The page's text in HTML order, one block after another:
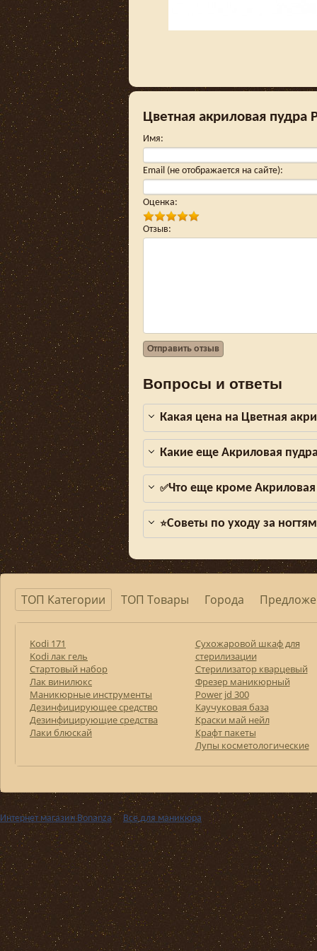
Цветная акриловая пудра
Имя:
Email (не отображается на сайте):
Оценка:
Отзыв:
Отправить отзыв
Вопросы и ответы
Какая цена на Цветная
Какие еще Акриловая
✅Что еще кроме Акриловая
⭐Советы по уходу за
ТОП Категории ТОП Товары Города
Kodi 171
Kodi лак гель
Стартовый набор
Лак винилюкс
Маникюрные инструменты
Дезинфицирующее средство
Дезинфицирующие средства
Лаки блюскай
Сухожаровой шкаф для
стерилизации
Стерилизатор кварцевый
Фрезер маникюрный
Power jd 300
Каучуковая база
Краски май нейл
Крафт пакеты
Лупы косметологические
Интернет магазин Bonanza ›› Все для маникюра